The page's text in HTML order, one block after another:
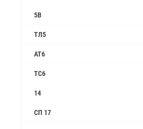
5B
ТЛ5
АТ6
ТС6
14
СП 17